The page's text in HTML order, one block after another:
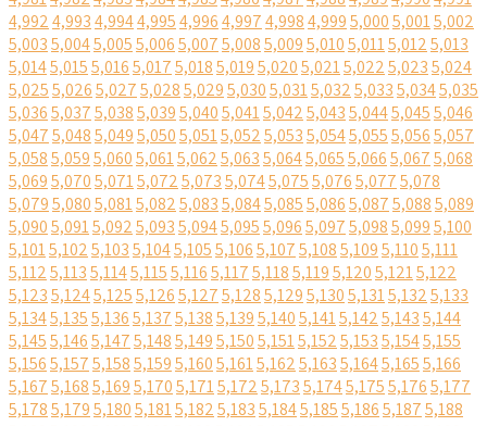
4,9924,9934,9944,9954,9964,9974,9984,9995,0005,0015,002
5,0035,0045,0055,0065,0075,0085,0095,0105,0115,0125,013
5,0145,0155,0165,0175,0185,0195,0205,0215,0225,0235,024
5,0255,0265,0275,0285,0295,0305,0315,0325,0335,0345,035
5,0365,0375,0385,0395,0405,0415,0425,0435,0445,0455,046
5,0475,0485,0495,0505,0515,0525,0535,0545,0555,0565,057
5,0585,0595,0605,0615,0625,0635,0645,0655,0665,0675,068
5,0695,0705,0715,0725,0735,0745,0755,0765,0775,078
5,0795,0805,0815,0825,0835,0845,0855,0865,0875,0885,089
5,0905,0915,0925,0935,0945,0955,0965,0975,0985,0995,100
5,1015,1025,1035,1045,1055,1065,1075,1085,1095,1105,111
5,1125,1135,1145,1155,1165,1175,1185,1195,1205,1215,122
5,1235,1245,1255,1265,1275,1285,1295,1305,1315,1325,133
5,1345,1355,1365,1375,1385,1395,1405,1415,1425,1435,144
5,1455,1465,1475,1485,1495,1505,1515,1525,1535,1545,155
5,1565,1575,1585,1595,1605,1615,1625,1635,1645,1655,166
5,1675,1685,1695,1705,1715,1725,1735,1745,1755,1765,177
5,1785,1795,1805,1815,1825,1835,1845,1855,1865,1875,188